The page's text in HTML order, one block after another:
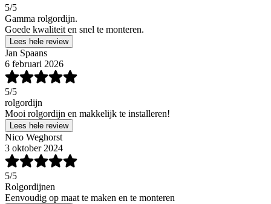
5/5
Gamma rolgordijn.
Goede kwaliteit en snel te monteren.
Lees hele review
Jan Spaans
6 februari 2026
5/5
rolgordijn
Mooi rolgordijn en makkelijk te installeren!
Lees hele review
Nico Weghorst
3 oktober 2024
5/5
Rolgordijnen
Eenvoudig op maat te maken en te monteren